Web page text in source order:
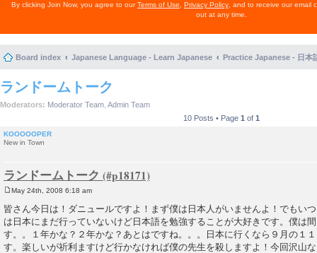
By clicking Join Now, you agree to ourTerms of Use Privacy Policy , and to receive our email
out at any time.
Board index Japanese Language - Learn Japanese Practice Japanese - 日本
ランドームトーク
Moderators: Moderator Team Admin Team
10 Posts • Page 1 of 1
KOOOOOPER
New in Town
ランドームトーク
o
s
t
May 24th, 2008 6:18 am
皆さん今日は！ダニュールですよ！まず僕は日本人がいませんよ！でもい
は日本にまだ行っていないけど日本語を勉強することが大好きです。僕は
す。。１年かな？２年かな？あとはですね。。。日本に行くなら９月の１
す。楽しいが祈利ますけど行かなければ僕の先生を殺しますよ！今回沢山